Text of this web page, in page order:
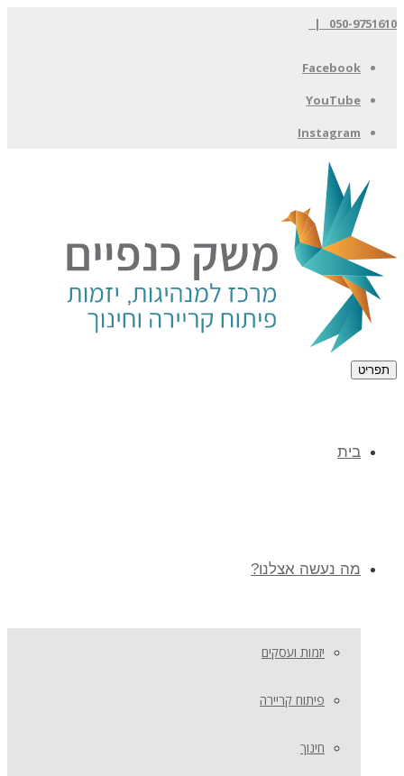
050-9751610 |
Facebook
YouTube
Instagram
תפריט
בית
מה נעשה אצלנו?
יזמות ועסקים
פיתוח קריירה
חינוך